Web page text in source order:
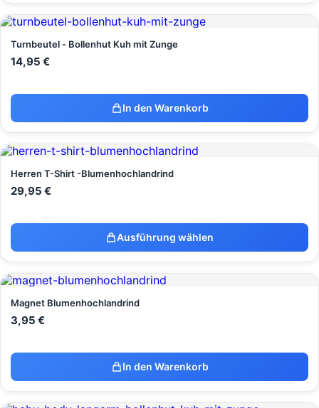
Turnbeutel - Bollenhut Kuh mit Zunge
14,95 €
In den Warenkorb
Herren T-Shirt -Blumenhochlandrind
29,95 €
Ausführung wählen
Magnet Blumenhochlandrind
3,95 €
In den Warenkorb